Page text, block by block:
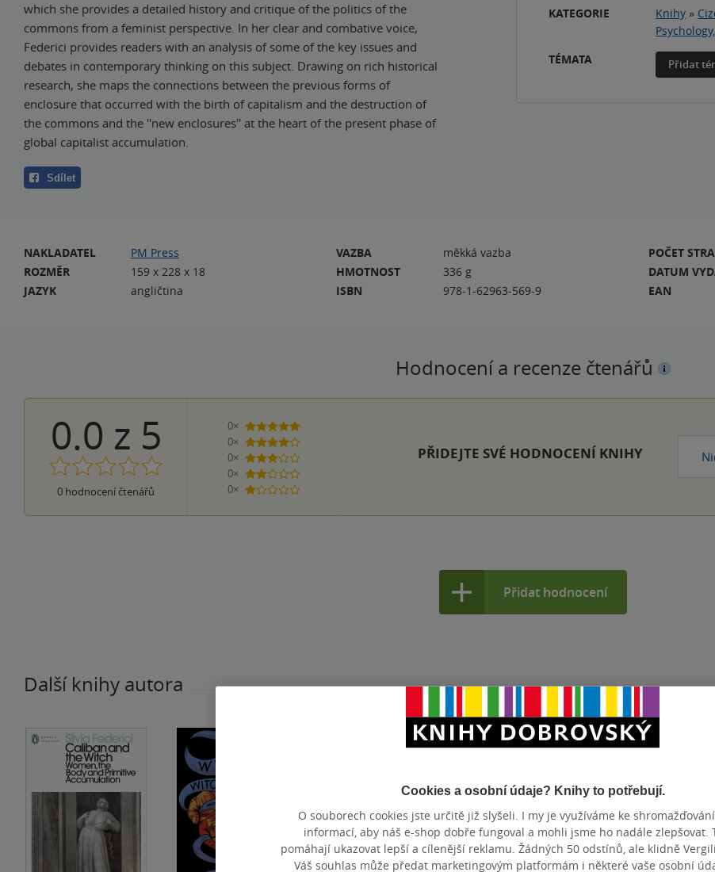
which she provides a detailed history and critique of the politics of the
commons from a feminist perspective. In her clear and combative voice,
Federici provides readers with an analysis of some of the key issues and
debates in contemporary thinking on this subject. Drawing on rich historical
research, she maps the connections between the previous forms of
enclosure that occurred with the birth of capitalism and the destruction of
the commons and the ''new enclosures'' at the heart of the present phase of
global capitalist accumulation.
Sdílet
KATEGORIE Knihy »
TÉMATA
Přidat
NAKLADATEL
PM Press
ROZMĚR
159 x 228 x 18
JAZYK
angličtina
VAZBA
měkká vazba
HMOTNOST
336 g
ISBN
978-1-62963-569-9
POČET
DATUM
EAN
Hodnocení a recenze čtenářů
0.0 z 5
0 hodnocení čtenářů
0×
5 hvězdiček
0×
4 hvězdičky
0×
3 hvězdičky
0×
2 hvězdičky
0×
1 hvezdička
PŘIDEJTE SVÉ HODNOCENÍ KNIHY
Přidat hodnocení
Další knihy autora
Cookies a osobní údaje? Knihy to potřebují.
O souborech cookies jste určitě již slyšeli. I my je využíváme ke
informací, aby náš e-shop dobře fungoval a mohli jsme ho nadále zlepšovat.
pomáhají ukazovat lepší a cílenější reklamu. Žádných 50 odstínů, ale klidně
Váš souhlas může předat marketingovým platformám i některé vaše osobní